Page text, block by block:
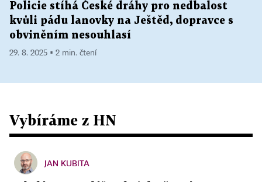
Policie stíhá České dráhy pro nedbalost
kvůli pádu lanovky na Ještěd, dopravce s
obviněním nesouhlasí
29. 8. 2025 ▪ 2 min. čtení
Vybíráme z HN
JAN KUBITA